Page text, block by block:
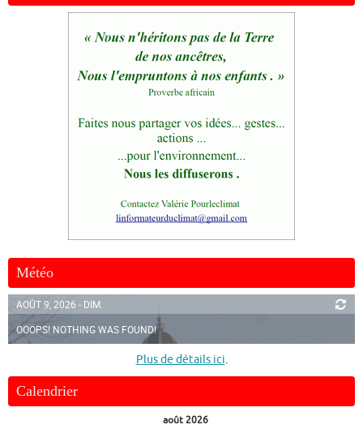
Météo
AOÛT 9, 2026 - DIM.
OOOPS! NOTHING WAS FOUND!
Plus de détails ici.
Calendrier
août 2026